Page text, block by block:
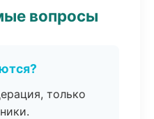
вопросы
только